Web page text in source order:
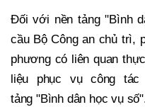
Đối với nền tảng "Bình
cầu Bộ Công an chủ trì,
phương có liên quan
liệu phục vụ công
tảng "Bình dân học vụ